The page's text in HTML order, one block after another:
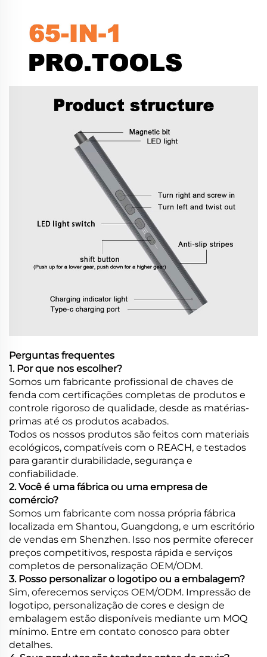
Perguntas frequentes
1. Por que nos escolher?
Somos um fabricante profissional de chaves de
fenda com certificações completas de produtos e
controle rigoroso de qualidade, desde as matérias-
primas até os produtos acabados.
Todos os nossos produtos são feitos com materiais
ecológicos, compatíveis com o REACH, e testados
para garantir durabilidade, segurança e
confiabilidade.
2. Você é uma fábrica ou uma empresa de
comércio?
Somos um fabricante com nossa própria fábrica
localizada em Shantou, Guangdong, e um escritório
de vendas em Shenzhen. Isso nos permite oferecer
preços competitivos, resposta rápida e serviços
completos de personalização OEM/ODM.
3. Posso personalizar o logotipo ou a embalagem?
Sim, oferecemos serviços OEM/ODM. Impressão de
logotipo, personalização de cores e design de
embalagem estão disponíveis mediante um MOQ
mínimo. Entre em contato conosco para obter
detalhes.